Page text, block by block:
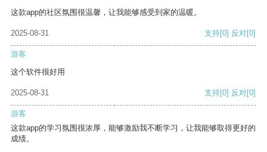
这款app的社区氛围很温馨，让我能够感受到家的温暖。
2025-08-31 支持[0] 反对[0]
游客
这个软件很好用
2025-08-31 支持[0] 反对[0]
游客
这款app的学习氛围很浓厚，能够激励我不断学习，让我能够取得更好的
成绩。